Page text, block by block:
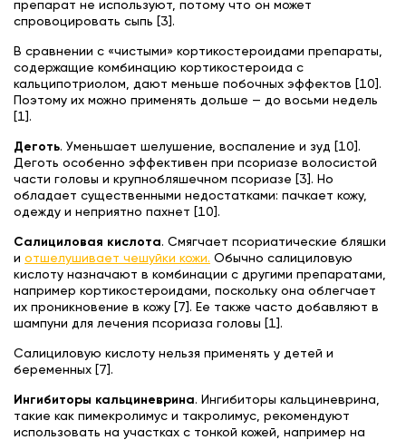
препарат не используют, потому что он может
спровоцировать сыпь [3].
В сравнении с «чистыми» кортикостероидами препараты,
содержащие комбинацию кортикостероида с
кальципотриолом, дают меньше побочных эффектов [10].
Поэтому их можно применять дольше — до восьми недель
[1].
Деготь. Уменьшает шелушение, воспаление и зуд [10].
Деготь особенно эффективен при псориазе волосистой
части головы и крупнобляшечном псориазе [3]. Но
обладает существенными недостатками: пачкает кожу,
одежду и неприятно пахнет [10].
Салициловая кислота. Смягчает псориатические бляшки
и отшелушивает чешуйки кожи. Обычно салициловую
кислоту назначают в комбинации с другими препаратами,
например кортикостероидами, поскольку она облегчает
их проникновение в кожу [7]. Ее также часто добавляют в
шампуни для лечения псориаза головы [1].
Салициловую кислоту нельзя применять у детей и
беременных [7].
Ингибиторы кальциневрина. Ингибиторы кальциневрина,
такие как пимекролимус и такролимус, рекомендуют
использовать на участках с тонкой кожей, например на